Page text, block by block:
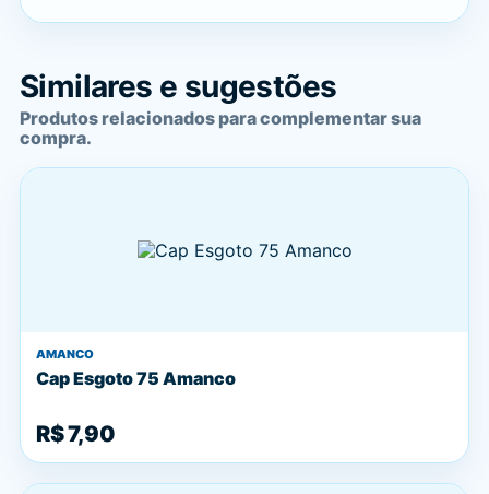
Similares e sugestões
Produtos relacionados para complementar sua
compra.
AMANCO
Cap Esgoto 75 Amanco
R$ 7,90